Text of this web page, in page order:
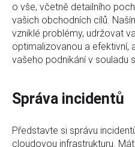
o vše, včetně detailního
vašich obchodních cílů.
vzniklé problémy, udržovat
optimalizovanou a efektivní,
vašeho podnikání v souladu
Správa incidentů
Představte si správu
cloudovou infrastrukturu.